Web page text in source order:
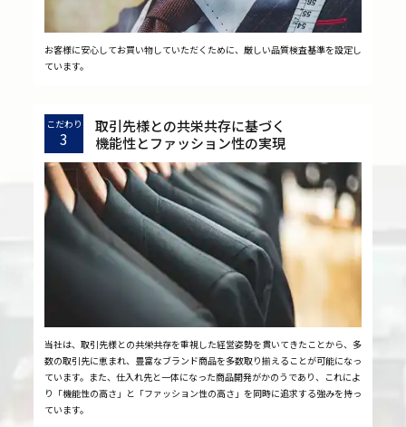
お客様に安心してお買い物していただくために、厳しい品質検査基準を設定し
ています。
こだわり
3
取引先様との共栄共存に基づく
機能性とファッション性の実現
当社は、取引先様との共栄共存を重視した経営姿勢を貫いてきたことから、多
数の取引先に恵まれ、豊富なブランド商品を多数取り揃えることが可能になっ
ています。また、仕入れ先と一体になった商品開発がかのうであり、これによ
り「機能性の高さ」と「ファッション性の高さ」を同時に追求する強みを持っ
ています。